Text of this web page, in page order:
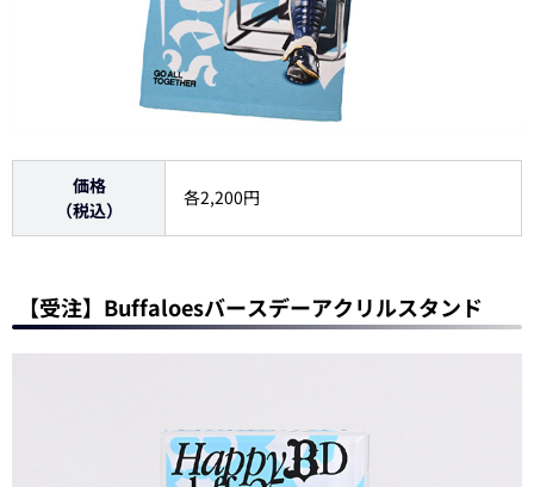
価格
（税込）
各2,200円
【受注】Buffaloesバースデーアクリルスタンド